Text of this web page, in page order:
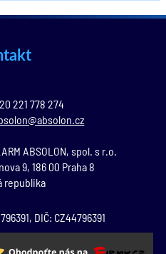
221 778 274
ABSOLON, spol. s r.o.
9,186 00 Praha 8
republika
DIČ: CZ44796391